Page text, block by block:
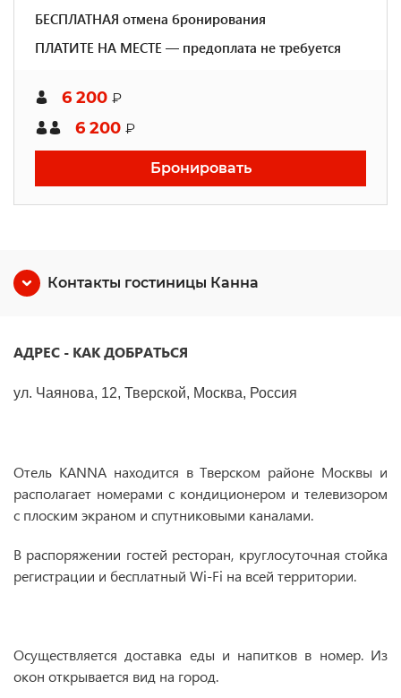
БЕСПЛАТНАЯ отмена бронирования
ПЛАТИТЕ НА МЕСТЕ — предоплата не требуется
6 200 ₽
6 200 ₽
Бронировать
Контакты гостиницы Канна
АДРЕС - КАК ДОБРАТЬСЯ
ул. Чаянова, 12, Тверской, Москва, Россия
Отель KANNA находится в Тверском районе Москвы и
располагает номерами с кондиционером и телевизором
с плоским экраном и спутниковыми каналами.
В распоряжении гостей ресторан, круглосуточная стойка
регистрации и бесплатный Wi-Fi на всей территории.
Осуществляется доставка еды и напитков в номер. Из
окон открывается вид на город.